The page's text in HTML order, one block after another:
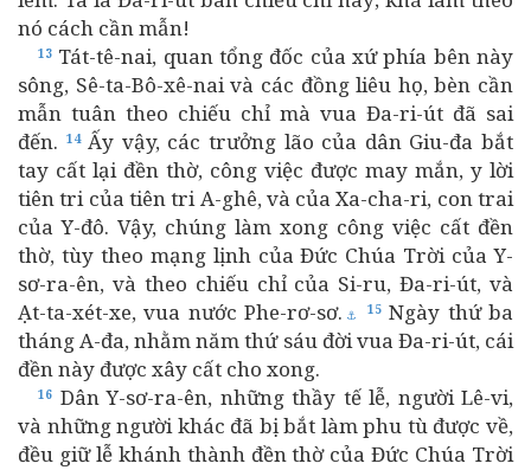
nó cách cần mẫn!
13 Tát-tê-nai, quan tổng đốc của xứ phía bên này
sông, Sê-ta-Bô-xê-nai và các đồng liêu họ, bèn cần
mẫn tuân theo chiếu chỉ mà vua Đa-ri-út đã sai
đến. 14Ấy vậy, các trưởng lão của dân Giu-đa bắt
tay cất lại đền thờ, công việc được may mắn, y lời
tiên tri của tiên tri A-ghê, và của Xa-cha-ri, con trai
của Y-đô. Vậy, chúng làm xong công việc cất đền
thờ, tùy theo mạng lịnh của Đức Chúa Trời của Y-
sơ-ra-ên, và theo chiếu chỉ của Si-ru, Đa-ri-út, và
Ạt-ta-xét-xe, vua nước Phe-rơ-sơ. ⚓ 15Ngày thứ ba
tháng A-đa, nhằm năm thứ sáu đời vua Đa-ri-út, cái
đền này được xây cất cho xong.
16 Dân Y-sơ-ra-ên, những thầy tế lễ, người Lê-vi,
và những người khác đã bị bắt làm phu tù được về,
đều giữ lễ khánh thành đền thờ của Đức Chúa Trời